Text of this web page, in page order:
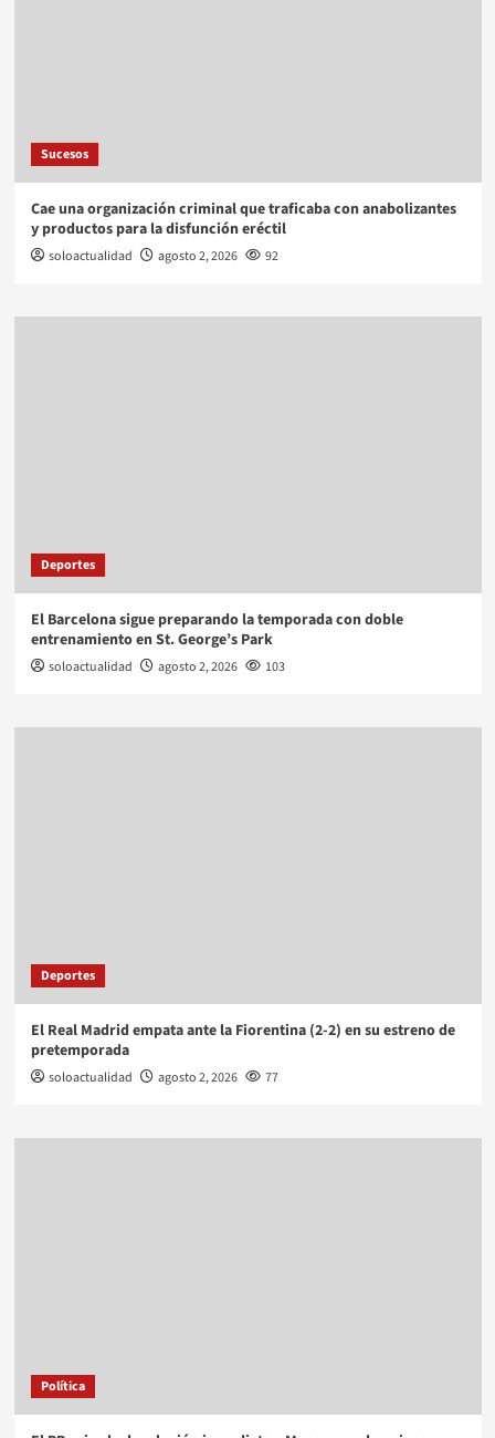
Sucesos
Cae una organización criminal que traficaba con anabolizantes
y productos para la disfunción eréctil
soloactualidad agosto 2, 2026 92
Deportes
El Barcelona sigue preparando la temporada con doble
entrenamiento en St. George’s Park
soloactualidad agosto 2, 2026 103
Deportes
El Real Madrid empata ante la Fiorentina (2-2) en su estreno de
pretemporada
soloactualidad agosto 2, 2026 77
Política